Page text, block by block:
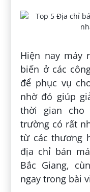
Hiện nay máy
biến ở các
để phục vụ
nhờ đó giúp
thời gian cho
trường có rất
từ các thương
địa chỉ bán
Bắc Giang,
ngay trong bài